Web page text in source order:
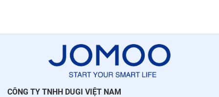
CÔNG TY TNHH DUGI VIỆT NAM